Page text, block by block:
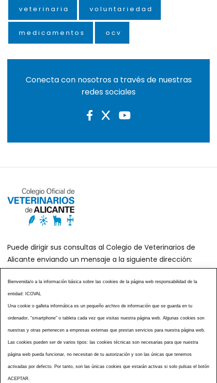
veterinaria voluntariedad
medicamentos ocv
Conecta con nosotros a través de nuestras
redes sociales
Puede dirigir sus consultas al Colegio de Veterinarios de
Alicante enviando un mensaje a la siguiente dirección:
secretaria@icoval.org
¿SABÍAS QUÉ?
CENTROS VETERINARIOS
TABLÓN ANUNCIOS
CURSOS Y EVENTOS
TÉRMINOS Y CONDICIONES
ESPECIAL COVID 19
NOTICIAS
Bienvenida/o a la información básica sobre las cookies de la página web responsabilidad de la
entidad: ICOVAL
Una cookie o galleta informática es un pequeño archivo de información que se guarda en tu
ordenador, “smartphone” o tableta cada vez que visitas nuestra página web. Algunas cookies son
nuestras y otras pertenecen a empresas externas que prestan servicios para nuestra página web.
Las cookies pueden ser de varios tipos: las cookies técnicas son necesarias para que nuestra
página web pueda funcionar, no necesitan de tu autorización y son las únicas que tenemos
activadas por defecto. Por tanto, son las únicas cookies que estarán activas si solo pulsas el botón
ACEPTAR.